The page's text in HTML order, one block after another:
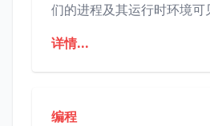
们的进程及其运行时环境可
详情...
编程